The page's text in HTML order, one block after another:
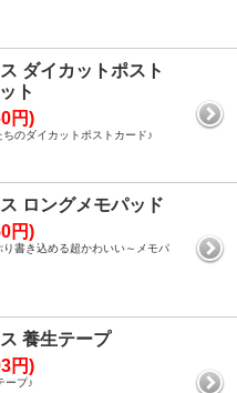
ダイカットポスト
ト
円)
のダイカットポストカード♪
ロングメモパッド
円)
り書き込める超かわいい～メモパ
養生テープ
円)
ープ♪